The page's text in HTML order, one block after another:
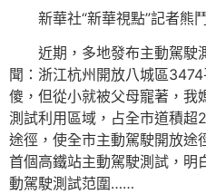
新華社“新華視點”記者熊
近期，多地發布主動駕駛
聞：浙江杭州開放八城區
傻，但從小就被父母寵著，我
測試利用區域，占全市道積
途徑，使全市主動駕駛開放
首個高鐵站主動駕駛測試，明
動駕駛測試范圍……